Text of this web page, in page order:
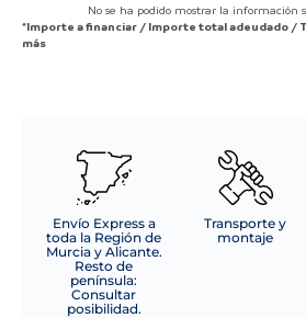
No se ha podido mostrar la información
*Importe a financiar / Importe total adeudado /
más
Envío Express a
toda la Región de
Murcia y Alicante.
Resto de
península:
Consultar
posibilidad.
Transporte y
montaje